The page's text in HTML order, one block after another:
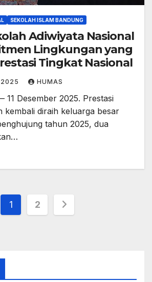
SEKOLAH ISLAM BANDUNG
Adiwiyata Nasional
Lingkungan yang
Tingkat Nasional
2025 HUMAS
Desember 2025. Prestasi
kembali diraih keluarga besar
tahun 2025, dua
Paginasi
1 2